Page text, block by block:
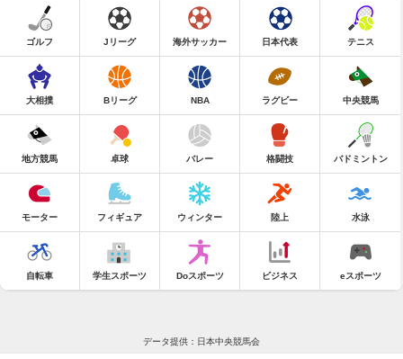
ゴルフ Jリーグ 海外サッカー 日本代表 テニス
大相撲 Bリーグ NBA ラグビー 中央競馬
地方競馬 卓球 バレー 格闘技 バドミントン
モーター フィギュア ウィンター 陸上 水泳
自転車 学生スポーツ Doスポーツ ビジネス eスポーツ
データ提供：日本中央競馬会